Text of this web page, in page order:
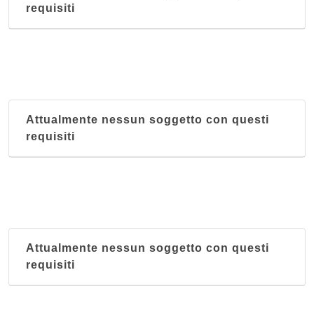
requisiti
Attualmente nessun soggetto con questi
requisiti
Attualmente nessun soggetto con questi
requisiti